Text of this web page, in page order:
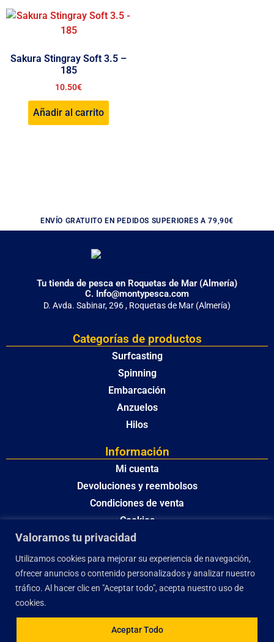
Valoramos tu privacidad
Utilizamos cookies para mejorar su experiencia de navegación,
ofrecer anuncios o contenido personalizados y analizar nuestro
tráfico. Al hacer clic en "Aceptar todo", acepta nuestro uso de
cookies.
Aceptar Todo
Sakura Stingray Soft 3.5 –
185
10.50€
Añadir al carrito
ENVÍO GRATUITO EN PEDIDOS SUPERIORES A 79,90€
Tu tienda de pesca en Roquetas de Mar (Almería)
C. Info@montypesca.com
D. Avda. Sabinar, 296 , Roquetas de Mar (Almería)
Categorías de productos
Surfcasting
Spinning
Embarcación
Anzuelos
Hilos
Información
Mi cuenta
Devoluciones y reembolsos
Condiciones de venta
Cookies
Política de privacidad